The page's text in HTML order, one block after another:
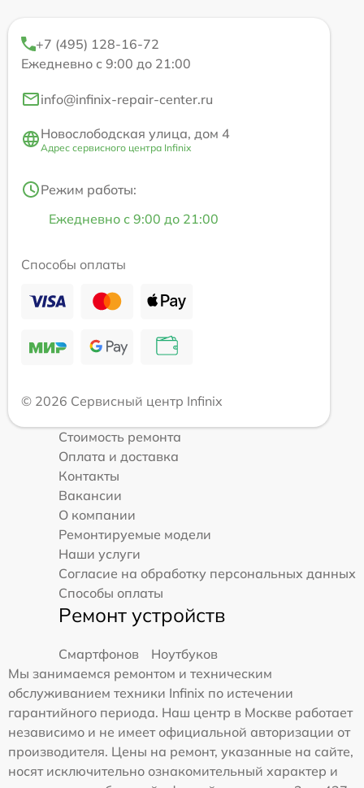
+7 (495) 128-16-72
Ежедневно с 9:00 до 21:00
info@infinix-repair-center.ru
Новослободская улица, дом 4
Адрес сервисного центра Infinix
Режим работы:
Ежедневно с 9:00 до 21:00
Способы оплаты
© 2026 Сервисный центр Infinix
Стоимость ремонта
Оплата и доставка
Контакты
Вакансии
О компании
Ремонтируемые модели
Наши услуги
Согласие на обработку персональных данных
Способы оплаты
Ремонт устройств
Смартфонов
Ноутбуков
Мы занимаемся ремонтом и техническим
обслуживанием техники Infinix по истечении
гарантийного периода. Наш центр в Москве работает
независимо и не имеет официальной авторизации от
производителя. Цены на ремонт, указанные на сайте,
носят исключительно ознакомительный характер и